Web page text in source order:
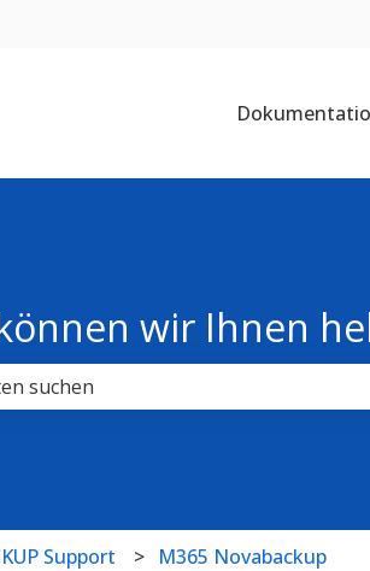
anzeigen
wir Ihnen
Support M365 Novabackup